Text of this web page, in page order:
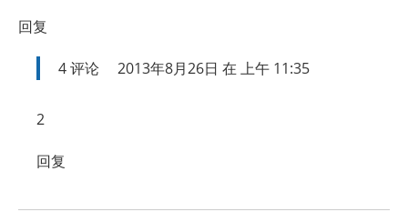
回复
4评论 2013年8月26日 在 上午 11:35
2
回复